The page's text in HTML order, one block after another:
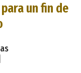
un fin de